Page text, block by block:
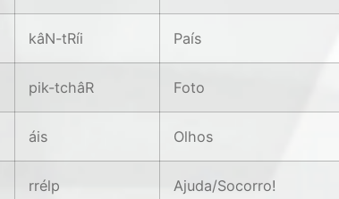
kâN-tRíi País
pik-tchâR Foto
áis Olhos
rrélp Ajuda/Socorro!